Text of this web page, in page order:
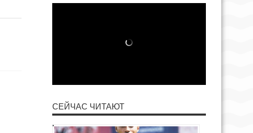
СЕЙЧАС ЧИТАЮТ